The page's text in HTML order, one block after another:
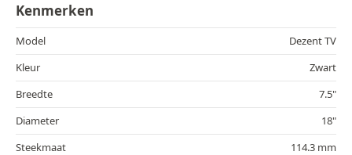
Kenmerken
Model
Dezent TV
Kleur
Zwart
Breedte
7.5"
Diameter
18"
Steekmaat
114.3 mm